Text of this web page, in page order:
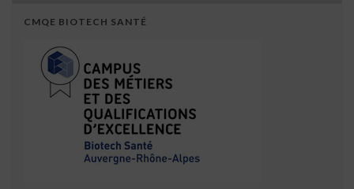
CMQE BIOTECH SANTÉ